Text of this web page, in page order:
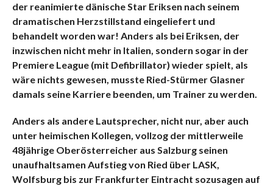
der reanimierte dänische Star Eriksen nach seinem
dramatischen Herzstillstand eingeliefert und
behandelt worden war! Anders als bei Eriksen, der
inzwischen nicht mehr in Italien, sondern sogar in der
Premiere League (mit Defibrillator) wieder spielt, als
wäre nichts gewesen, musste Ried-Stürmer Glasner
damals seine Karriere beenden, um Trainer zu werden.
Anders als andere Lautsprecher, nicht nur, aber auch
unter heimischen Kollegen, vollzog der mittlerweile
48jährige Oberösterreicher aus Salzburg seinen
unaufhaltsamen Aufstieg von Ried über LASK,
Wolfsburg bis zur Frankfurter Eintracht sozusagen auf